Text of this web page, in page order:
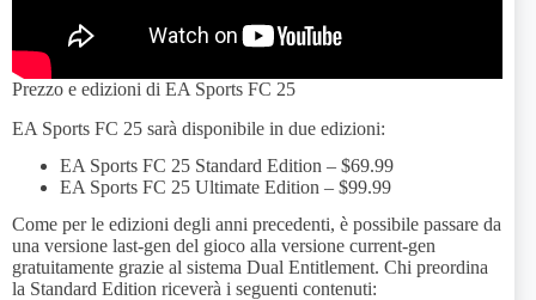
Prezzo e edizioni di EA Sports FC 25
EA Sports FC 25 sarà disponibile in due edizioni:
EA Sports FC 25 Standard Edition – $69.99
EA Sports FC 25 Ultimate Edition – $99.99
Come per le edizioni degli anni precedenti, è possibile passare da
una versione last-gen del gioco alla versione current-gen
gratuitamente grazie al sistema Dual Entitlement. Chi preordina
la Standard Edition riceverà i seguenti contenuti: